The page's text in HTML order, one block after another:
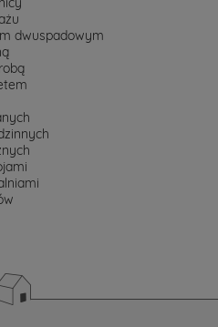
dwuspadowym